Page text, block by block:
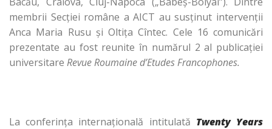
membrii Secţiei române a AICT au susţinut intervenţii
Anca Maria Rusu şi Oltiţa Cîntec. Cele 16 comunicări
prezentate au fost reunite în numărul 2 al publicaţiei
universitare Revue Roumaine d’Etudes Francophones.
La conferinţa internaţională intitulată Twenty Years